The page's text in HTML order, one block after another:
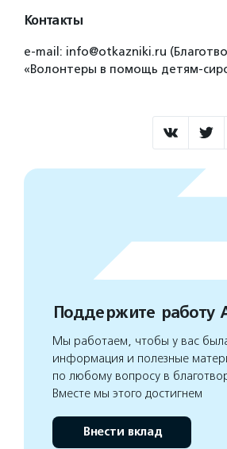
Контакты
e-mail: info@otkazniki.ru
«Волонтеры в помощь детям-
Поддержите работу
Мы работаем, чтобы у вас была
информация и полезные
по любому вопросу в
Вместе мы этого достигнем
Внести вклад